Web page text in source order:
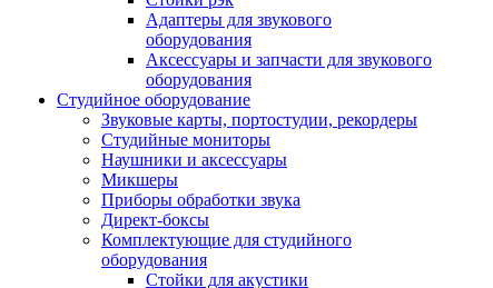
Адаптеры для звукового
оборудования
Аксессуары и запчасти для звукового
оборудования
Студийное оборудование
Звуковые карты, портостудии, рекордеры
Студийные мониторы
Наушники и аксессуары
Микшеры
Приборы обработки звука
Директ-боксы
Комплектующие для студийного
оборудования
Стойки для акустики